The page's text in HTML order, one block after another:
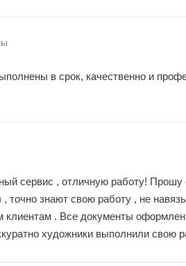
в срок, качественно и
сервис , отличную работу!
точно знают свою работу , не
клиентам . Все документы
художники выполнили